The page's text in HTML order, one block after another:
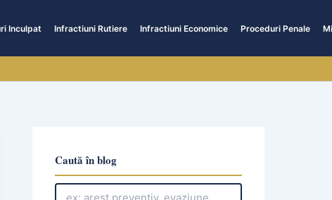
Inculpat Infractiuni Rutiere Infractiuni Economice Proceduri Penale
Caută în blog